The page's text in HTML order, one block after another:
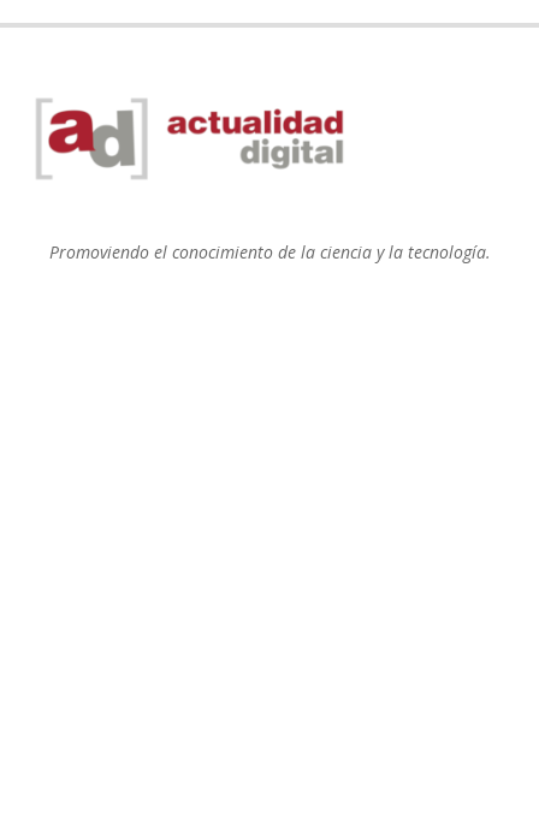
Promoviendo el conocimiento de la ciencia y la tecnología.